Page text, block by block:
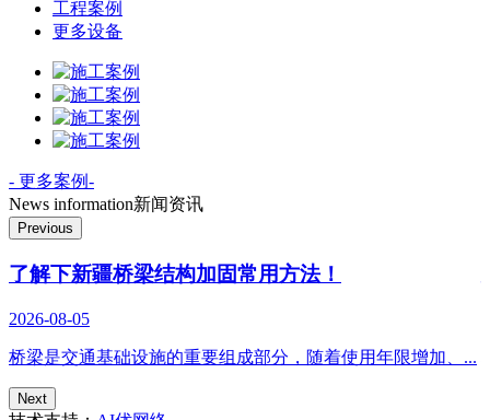
工程案例
更多设备
- 更多案例-
News information新闻资讯
Previous
了解下新疆桥梁结构加固常用方法！
2026-08-05
桥梁是交通基础设施的重要组成部分，随着使用年限增加、...
Next